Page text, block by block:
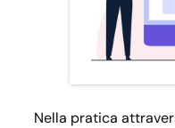
Nella pratica